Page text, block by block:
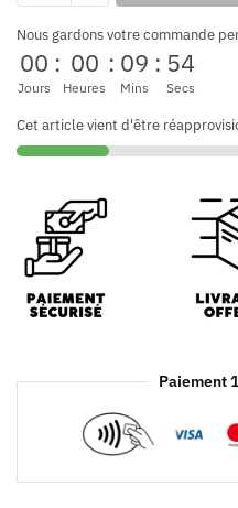
Nous gardons votre commande
00
Jours
: 00
Heures
: 09
Mins
: 52
Secs
Cet article vient d'être
Paiement